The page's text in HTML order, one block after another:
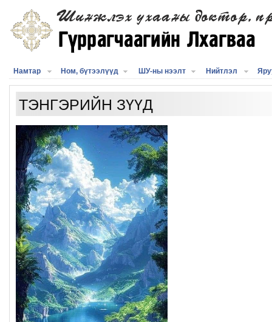
Намтар Ном, бүтээлүүд ШУ-ны нээлт Нийтлэл
ТЭНГЭРИЙН ЗҮҮД